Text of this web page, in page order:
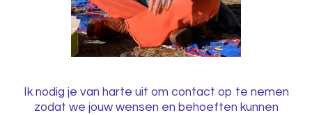
Ik nodig je van harte uit om contact op te nemen
zodat we jouw wensen en behoeften kunnen